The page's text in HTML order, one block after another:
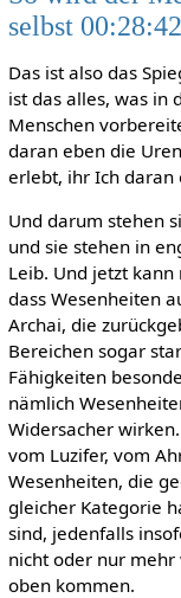
selbst 00:28:42
Das ist also das
ist das alles, was in
Menschen
daran eben die
erlebt, ihr Ich daran
Und darum stehen
und sie stehen in
Leib. Und jetzt
dass Wesenheiten
Archai, die
Bereichen sogar
Fähigkeiten
nämlich
Widersacher
vom Luzifer, vom
Wesenheiten, die
gleicher Kategorie
sind, jedenfalls
nicht oder nur
oben kommen.